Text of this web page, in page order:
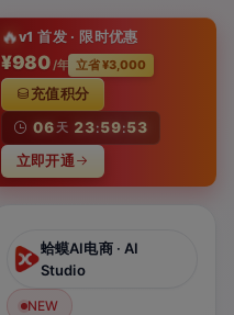
🔥v1 首发 · 限时优惠
¥980/年 立省 ¥3,000
06 天 23:59:53
充值积分
立即开通
蛤蟆AI电商 · AI
Studio
NEW